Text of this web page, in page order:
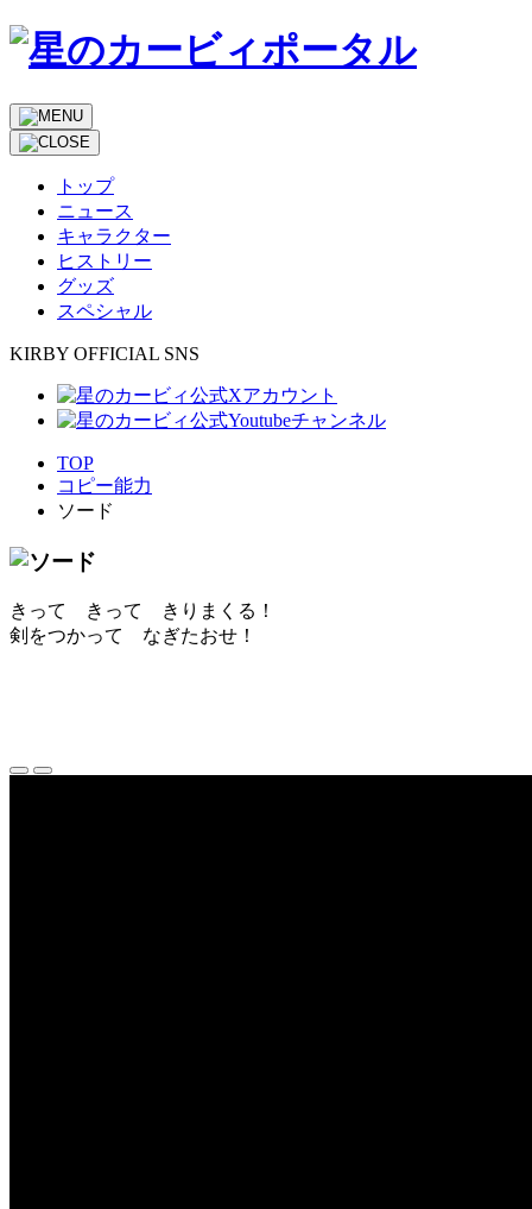
トップ
ニュース
キャラクター
ヒストリー
グッズ
スペシャル
KIRBY OFFICIAL SNS
TOP
コピー能力
ソード
きって きって きりまくる！
剣をつかって なぎたおせ！